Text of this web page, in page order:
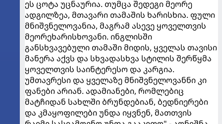
ეს ცოტა უცნაურია. თუმცა შედეგი მეორე
ადგილზეა, მთავარი თამაშის ხარისხია. ფული
მნიშვნელოვანია, მაგრამ ასევე ყოველთვის
მეორეხარისხოვანი. ინგლისში
განსხვავებული თამაში მიდის, ყველას თავისი
მანერა აქვს და სხვადასხვა სტილის შერწყმა
ყოველთვის საინტერესო და კარგია.
უმთავრესი და ყველაზე მნიშვნელოვანნი კი
ფანები არიან. ადამიანები, რომლებიც
მატჩიდან სახლში ბრუნდებიან, ბედნიერები
და კმაყოფილები უნდა იყვნენ, მათთვის